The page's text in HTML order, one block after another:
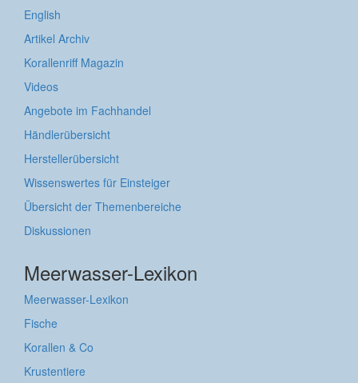
English
Artikel Archiv
Korallenriff Magazin
Videos
Angebote im Fachhandel
Händlerübersicht
Herstellerübersicht
Wissenswertes für Einsteiger
Übersicht der Themenbereiche
Diskussionen
Meerwasser-Lexikon
Meerwasser-Lexikon
Fische
Korallen & Co
Krustentiere